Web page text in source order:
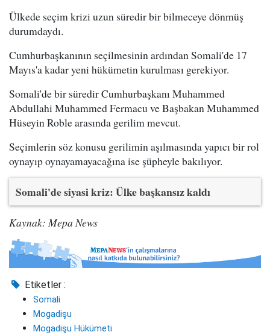
Ülkede seçim krizi uzun süredir bir bilmeceye dönmüş
durumdaydı.
Cumhurbaşkanının seçilmesinin ardından Somali'de 17
Mayıs'a kadar yeni hükümetin kurulması gerekiyor.
Somali'de bir süredir Cumhurbaşkanı Muhammed
Abdullahi Muhammed Fermacu ve Başbakan Muhammed
Hüseyin Roble arasında gerilim mevcut.
Seçimlerin söz konusu gerilimin aşılmasında yapıcı bir rol
oynayıp oynayamayacağına ise şüpheyle bakılıyor.
Somali'de siyasi kriz: Ülke başkansız kaldı
Kaynak: Mepa News
Etiketler :
Somali
Mogadişu
Mogadişu Hükümeti